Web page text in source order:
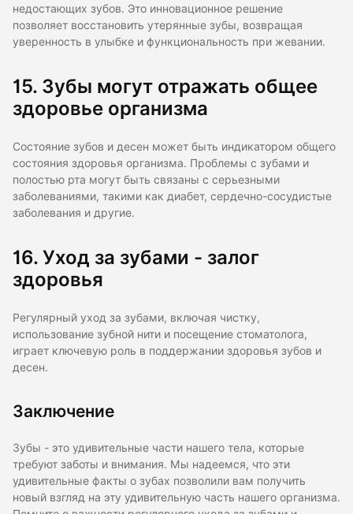
недостающих зубов. Это инновационное решение
позволяет восстановить утерянные зубы, возвращая
уверенность в улыбке и функциональность при жевании.
15. Зубы могут отражать общее
здоровье организма
Состояние зубов и десен может быть индикатором общего
состояния здоровья организма. Проблемы с зубами и
полостью рта могут быть связаны с серьезными
заболеваниями, такими как диабет, сердечно-сосудистые
заболевания и другие.
16. Уход за зубами - залог
здоровья
Регулярный уход за зубами, включая чистку,
использование зубной нити и посещение стоматолога,
играет ключевую роль в поддержании здоровья зубов и
десен.
Заключение
Зубы - это удивительные части нашего тела, которые
требуют заботы и внимания. Мы надеемся, что эти
удивительные факты о зубах позволили вам получить
новый взгляд на эту удивительную часть нашего организма.